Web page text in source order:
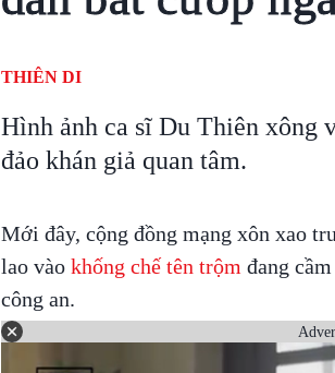
THIÊN DI
Hình ảnh ca sĩ Du Thiên xông
đảo khán giả quan tâm.
Mới đây, cộng đồng mạng xôn xao
lao vào khống chế tên trộm đang
công an.